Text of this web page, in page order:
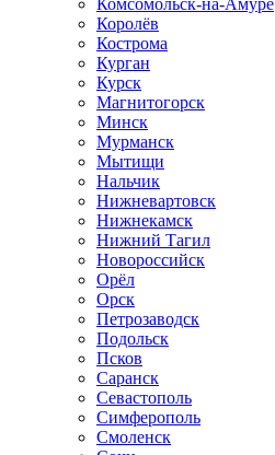
Комсомольск-на-Амуре
Королёв
Кострома
Курган
Курск
Магнитогорск
Минск
Мурманск
Мытищи
Нальчик
Нижневартовск
Нижнекамск
Нижний Тагил
Новороссийск
Орёл
Орск
Петрозаводск
Подольск
Псков
Саранск
Севастополь
Симферополь
Смоленск